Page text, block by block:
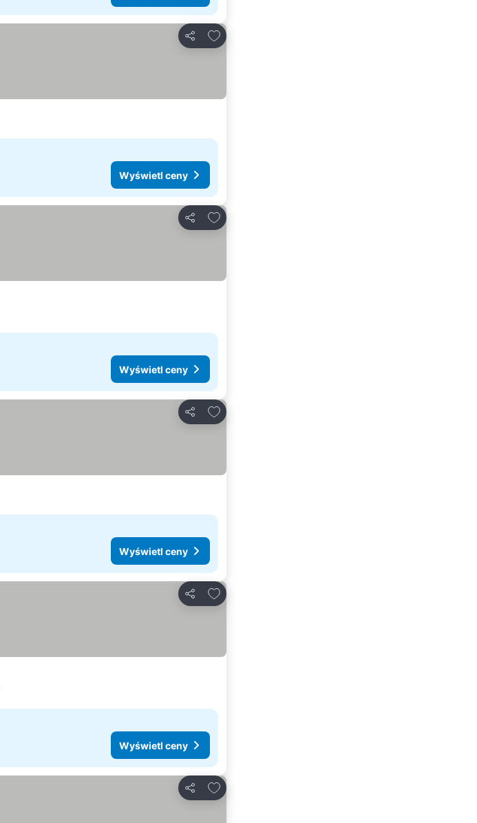
Udostępnij
Dodaj do ulubionych
Wyświetl ceny
Udostępnij
Dodaj do ulubionych
Wyświetl ceny
Udostępnij
Dodaj do ulubionych
Wyświetl ceny
Udostępnij
Dodaj do ulubionych
Wyświetl ceny
Udostępnij
Dodaj do ulubionych